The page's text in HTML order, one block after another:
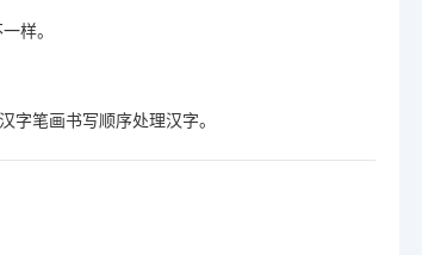
样。
字笔画书写顺序处理汉字。